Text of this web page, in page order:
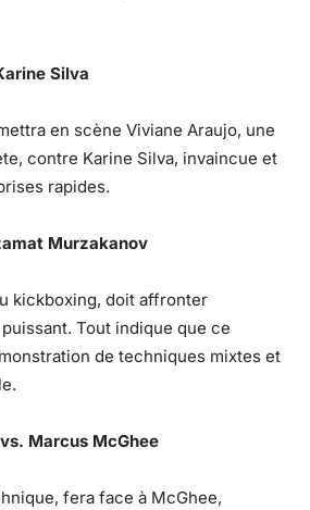
Silva
en scène Viviane Araujo, une
contre Karine Silva, invaincue et
rapides.
Murzakanov
kickboxing, doit affronter
Tout indique que ce
de techniques mixtes et
Marcus McGhee
fera face à McGhee,